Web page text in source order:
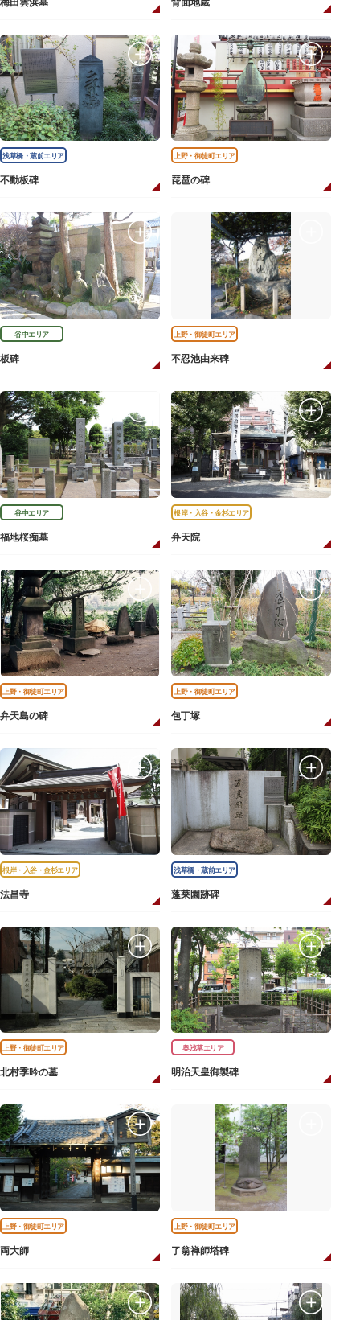
浅草橋・蔵前エリア
不動板碑
上野・御徒町エリア
琵琶の碑
谷中エリア
板碑
上野・御徒町エリア
不忍池由来碑
谷中エリア
福地桜痴墓
根岸・入谷・金杉エリア
弁天院
上野・御徒町エリア
弁天島の碑
上野・御徒町エリア
包丁塚
根岸・入谷・金杉エリア
法昌寺
浅草橋・蔵前エリア
蓬莱園跡碑
上野・御徒町エリア
北村季吟の墓
奥浅草エリア
明治天皇御製碑
上野・御徒町エリア
両大師
上野・御徒町エリア
了翁禅師塔碑